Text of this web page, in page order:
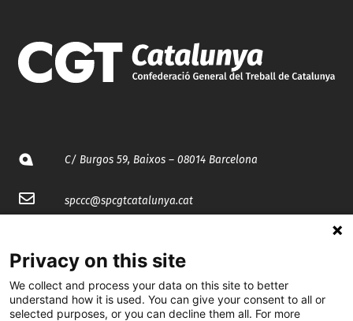
C/ Burgos 59, Baixos – 08014 Barcelona
spccc@spcgtcatalunya.cat
@CGTCatalunya
cgtcatalunya
Privacy on this site
We collect and process your data on this site to better
understand how it is used. You can give your consent to all or
selected purposes, or you can decline them all. For more